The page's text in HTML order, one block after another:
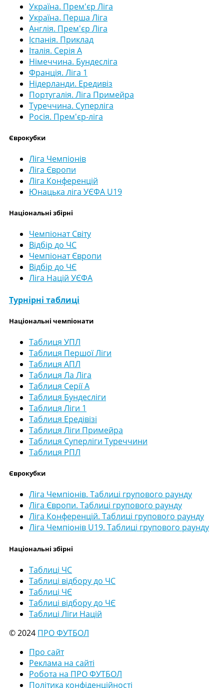
Україна. Прем'єр Ліга
Україна. Перша Ліга
Англія. Прем'єр Ліга
Іспанія. Приклад
Італія. Серія А
Німеччина. Бундесліга
Франція. Ліга 1
Нідерланди. Ередивіз
Португалія. Ліга Примейра
Туреччина. Суперліга
Росія. Прем'єр-ліга
Єврокубки
Ліга Чемпіонів
Ліга Європи
Ліга Конференцій
Юнацька ліга УЄФА U19
Національні збірні
Чемпіонат Світу
Відбір до ЧС
Чемпіонат Європи
Відбір до ЧЄ
Ліга Націй УЄФА
Турнірні таблиці
Національні чемпіонати
Таблиця УПЛ
Таблиця Першої Ліги
Таблиця АПЛ
Таблиця Ла Ліга
Таблиця Серії А
Таблиця Бундесліги
Таблиця Ліги 1
Таблиця Ередівізі
Таблиця Ліги Примейра
Таблиця Суперліги Туреччини
Таблиця РПЛ
Єврокубки
Ліга Чемпіонів. Таблиці групового раунду
Ліга Європи. Таблиці групового раунду
Ліга Конференцій. Таблиці групового раунду
Ліга Чемпіонів U19. Таблиці групового раунду
Національні збірні
Таблиці ЧС
Таблиці відбору до ЧС
Таблиці ЧЄ
Таблиці відбору до ЧЄ
Таблиці Ліги Націй
© 2024 ПРО ФУТБОЛ
Про сайт
Реклама на сайті
Робота на ПРО ФУТБОЛ
Політика конфіденційності